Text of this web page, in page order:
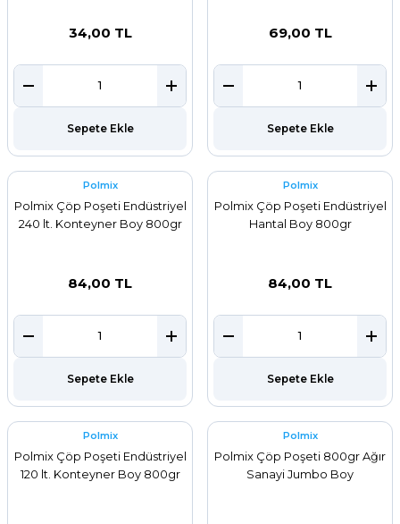
34,00 TL
Sepete Ekle
69,00 TL
Sepete Ekle
Polmix
Polmix Çöp Poşeti Endüstriyel
240 lt. Konteyner Boy 800gr
84,00 TL
Sepete Ekle
Polmix
Polmix Çöp Poşeti Endüstriyel
Hantal Boy 800gr
84,00 TL
Sepete Ekle
Polmix
Polmix Çöp Poşeti Endüstriyel
120 lt. Konteyner Boy 800gr
Polmix
Polmix Çöp Poşeti 800gr Ağır
Sanayi Jumbo Boy